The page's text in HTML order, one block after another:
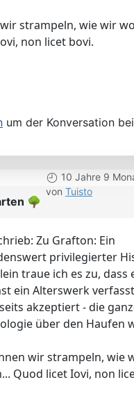
strampeln, wie wir
non licet bovi.
um der Konversation
10 Jahre 9
von Tuisto
🌳
Zu Grafton: Ein
privilegierter
traue ich es zu, dass
ein Alterswerk
akzeptiert - die
über den Haufen
wir strampeln, wie
Quod licet Iovi, non